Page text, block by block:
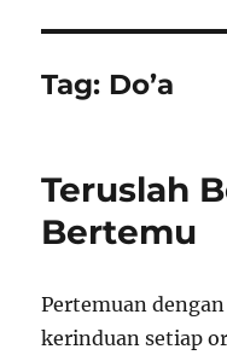
Tag: Do’a
Teruslah
Bertemu
Pertemuan
kerinduan setiap